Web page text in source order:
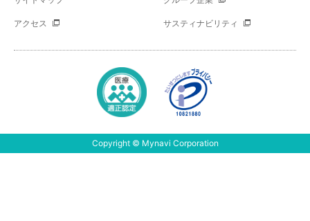
アクセス サスティナビリティ
Copyright © Mynavi Corporation